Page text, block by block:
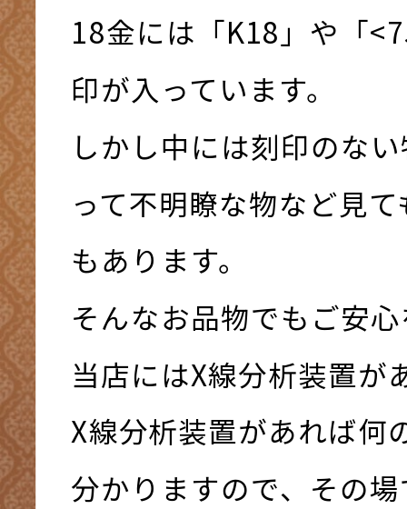
18金には「K18」や「
印が入っています。
しかし中には刻印のな
って不明瞭な物など見
もあります。
そんなお品物でもご安
当店にはX線分析装置
X線分析装置があれば何
分かりますので、その